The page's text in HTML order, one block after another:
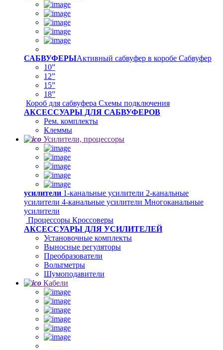
САБВУФЕРЫАктивный сабвуфер в коробе Сабвуфер
10”
12”
15”
18”
Короб для сабвуфера Схемы подключения
АКСЕССУАРЫ ДЛЯ САБВУФЕРОВ
Рем. комплекты
Клеммы
Усилители, процессоры
усилители 1-канальные усилители 2-канальные
усилители 4-канальные усилители Многоканальные
усилители
Процессоры Кроссоверы
АКСЕССУАРЫ ДЛЯ УСИЛИТЕЛЕЙ
Установочные комплекты
Выносные регуляторы
Преобразователи
Вольтметры
Шумоподавители
Кабели